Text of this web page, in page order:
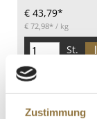
Zustimmung
€ 43,79*
€ 72,98* / kg
St.